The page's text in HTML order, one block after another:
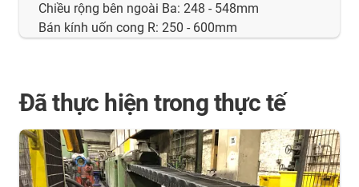
Chiều rộng bên ngoài Ba: 248 - 548mm
Bán kính uốn cong R: 250 - 600mm
Đã thực hiện trong thực tế